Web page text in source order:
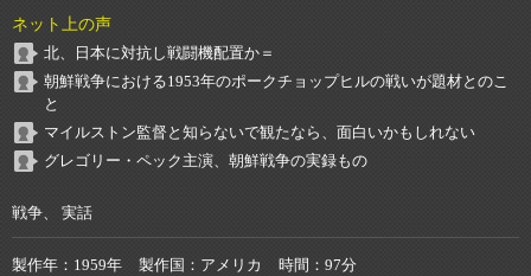
ネット上の声
北、日本に対抗し戦闘機配置か＝
朝鮮戦争における1953年のポークチョップヒルの戦いが題材とのこ
と
マイルストン監督と知らないで観たなら、面白いかもしれない
グレゴリー・ペック主演、朝鮮戦争の実録もの
戦争、 実話
製作年 1959年 製作国 アメリカ 時間
97分